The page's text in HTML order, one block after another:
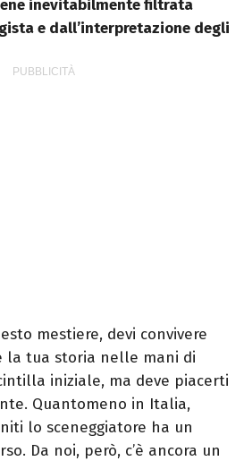
inevitabilmente filtrata
e dall’interpretazione degli
mestiere, devi convivere
la tua storia nelle mani di
iniziale, ma deve piacerti
Quantomeno in Italia,
lo sceneggiatore ha un
Da noi, però, c’è ancora un